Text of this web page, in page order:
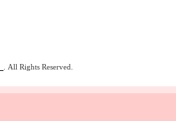
. All Rights Reserved.